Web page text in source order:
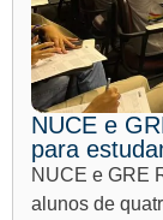
NUCE e
para
NUCE e GRE
alunos de